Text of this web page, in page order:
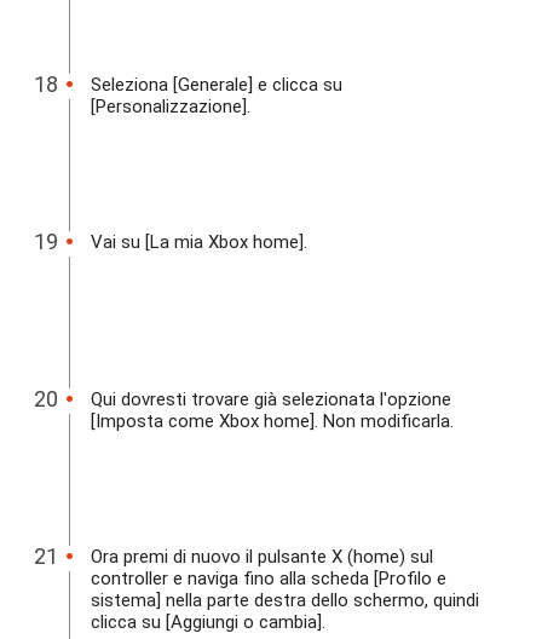
Seleziona [Generale] e clicca su
[Personalizzazione].
Vai su [La mia Xbox home].
Qui dovresti trovare già selezionata l'opzione
[Imposta come Xbox home]. Non modificarla.
Ora premi di nuovo il pulsante X (home) sul
controller e naviga fino alla scheda [Profilo e
sistema] nella parte destra dello schermo, quindi
clicca su [Aggiungi o cambia].